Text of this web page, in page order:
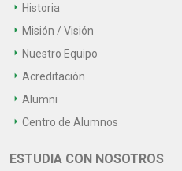
Historia
Misión / Visión
Nuestro Equipo
Acreditación
Alumni
Centro de Alumnos
ESTUDIA CON NOSOTROS